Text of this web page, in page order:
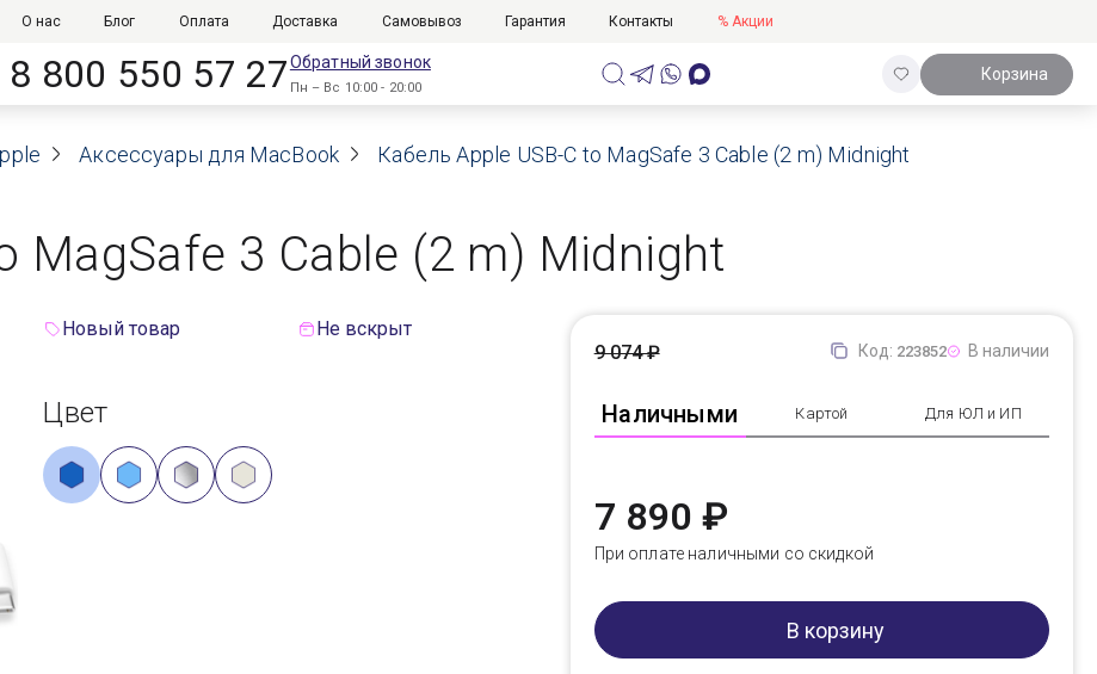
О нас Блог Оплата Доставка Самовывоз Гарантия Контакты % Акции
8 800 550 57 27Обратный звонок
Пн – Вс 10:00 - 20:00
Корзина
Аксессуары для MacBook Кабель Apple USB-C to MagSafe 3 Cable (2 m) Midnight
MagSafe 3 Cable (2 m) Midnight
Новый товар Не вскрыт
Цвет
Код: 223852 В наличии
Наличными Картой Для ЮЛ и ИП
9 074 ₽
7 890 ₽
При оплате наличными со скидкой
В корзину